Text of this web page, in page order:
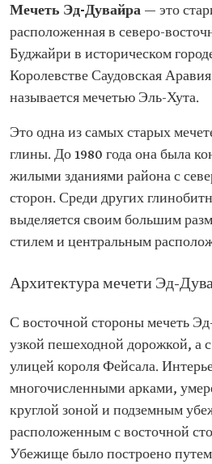
Мечеть Эд-Дувайра — это
расположенная в северо-
Буджайри в историческом
Королевстве Саудовская
называется мечетью Эль-Хута.
Это одна из самых старых
глины. До 1980 года она была
жилыми зданиями района с
сторон. Среди других
выделяется своим большим
стилем и центральным
Архитектура мечети Эд-
С восточной стороны мечеть
узкой пешеходной дорожкой,
улицей короля Фейсала.
многочисленными арками,
круглой зоной и подземным
расположенным с восточной
Убежище было построено